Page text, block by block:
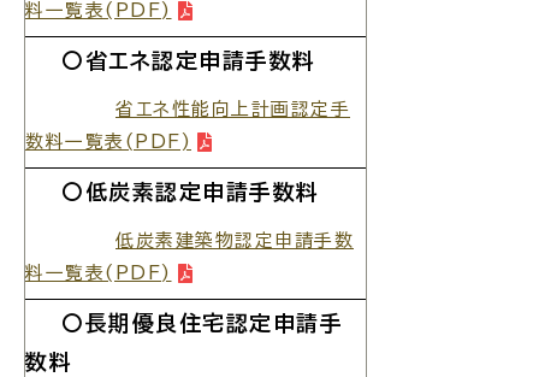
妊娠・出産 子育て
引っ越し
料一覧表(PDF)
〇省エネ認定申請手数料
省エネ性能向上計画認定手
数料一覧表(PDF)
〇低炭素認定申請手数料
低炭素建築物認定申請手数
料一覧表(PDF)
〇長期優良住宅認定申請手
数料